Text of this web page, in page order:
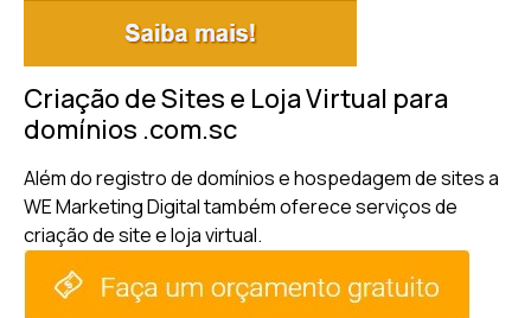
Criação de Sites e Loja Virtual para
domínios .com.sc
Além do registro de domínios e hospedagem de sites a
WE Marketing Digital também oferece serviços de
criação de site e loja virtual.